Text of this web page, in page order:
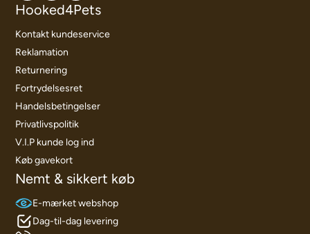
Hooked4Pets
Kontakt kundeservice
Reklamation
Returnering
Fortrydelsesret
Handelsbetingelser
Privatlivspolitik
V.I.P kunde log ind
Køb gavekort
Nemt & sikkert køb
E-mærket webshop
Dag-til-dag levering